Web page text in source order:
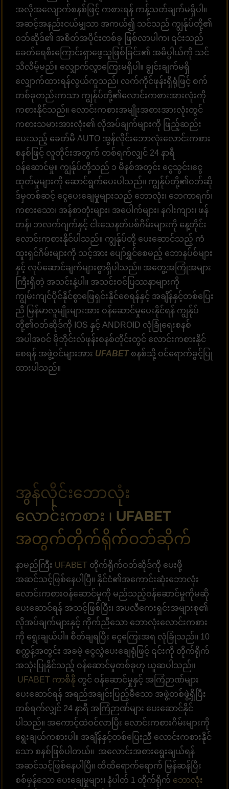
အလိုအလျောက်စနစ်ဖြင့် ကစားရန် ကန့်သတ်ချက်မရှိပါ။
အဆင့်အနည်းငယ်မျှသာ အကယ်၍ သင်သည် ကျွန်ုပ်တို့၏
ဝဘ်ဆိုဒ်၏ အစိတ်အပိုင်းတစ်ခု ဖြစ်လာပါက၊ ၎င်းသည်
ခေတ်ရေစီးကြောင်းရှာဖွေသူဖြစ်ခြင်း၏ အဓိပ္ပါယ်ကို သင်
သိလိမ့်မည်။ လျှောက်လွှာကြေးမရှိပါ။ ချွင်းချက်မရှိ
လျှောက်ထားရန်လွယ်ကူသည်၊ လက်ကိုင်ဖုန်းရှိရုံဖြင့် စက်
တစ်ခုတည်းကသာ ကျွန်ုပ်တို့၏လောင်းကစားအားလုံးကို
ကစားနိုင်သည်။ လောင်းကစားအမျိုးအစားအားလုံးတွင်
ကစားသမားအားလုံး၏ လိုအပ်ချက်များကို ဖြည့်ဆည်း
ပေးသည့် ခေတ်မီ AUTO အွန်လိုင်းဘောလုံးလောင်းကစား
စနစ်ဖြင့် လူတိုင်းအတွက် တစ်ရက်လျှင် 24 နာရီ
ဝန်ဆောင်မှု။ ကျွန်ုပ်တို့သည် ၁ မိနစ်အတွင်း ငွေသွင်း၊ငွေ
ထုတ်မှုများကို ဆောင်ရွက်ပေးပါသည်။ ကျွန်ုပ်တို့၏ဝဘ်ဆို
ဒ်မှတစ်ဆင့် ငွေပေးချေမှုများသည် ဘောလုံး၊ ဘေကာရက်၊
ကစားသော၊ အန်စာတုံးများ၊ အပေါက်များ၊ နဂါးကျား၊ ဖန်
တန်၊ ဘလက်ဂျက်နှင့် ငါးသေနတ်ပစ်ဂိမ်းများကို နေ့တိုင်း
လောင်းကစားနိုင်ပါသည်။ ကျွန်ုပ်တို့ ပေးဆောင်သည့် ကံ
ထူးရှင်ဂိမ်းများကို သင့်အား ပျော်ရွှင်စေမည့် ဘောနပ်စ်များ
နှင့် လုပ်ဆောင်ချက်များစွာရှိပါသည်။ အတွေ့အကြုံအများ
ကြီးရှိတဲ့ အသင်းနဲ့ပါ။ အသင်းဝင်ပြဿနာများကို
ကျွမ်းကျင်ပိုင်နိုင်စွာဖြေရှင်းနိုင်စေရန်နှင့် အချိန်နှင့်တစ်ပြေး
ညီ မြန်မာလူမျိုးများအား ဝန်ဆောင်မှုပေးနိုင်ရန် ကျွန်ုပ်
တို့၏ဝဘ်ဆိုဒ်ကို IOS နှင့် ANDROID လုံခြုံရေးစနစ်
အပါအဝင် မိုဘိုင်းလ်ဖုန်းစနစ်တိုင်းတွင် လောင်းကစားနိုင်
စေရန် အဖွဲ့ဝင်များအား UFABETစနစ်သို့ ဝင်ရောက်ခွင့်ပြု
ထားပါသည်။
အွန်လိုင်းဘောလုံး
လောင်းကစား ၊ UFABET
အတွက်တိုက်ရိုက်ဝဘ်ဆိုက်
နာမည်ကြီး UFABET တိုက်ရိုက်ဝဘ်ဆိုဒ်ကို ပေးဖို့
အဆင်သင့်ဖြစ်နေပါပြီ။ နိုင်ငံ၏အကောင်းဆုံးဘောလုံး
လောင်းကစားဝန်ဆောင်မှုကို မည်သည့်ဝန်ဆောင်မှုကိုမဆို
ပေးဆောင်ရန် အသင့်ဖြစ်ပြီး၊ အပလီကေးရှင်းအများစု၏
လိုအပ်ချက်များနှင့် ကိုက်ညီသော ဘောလုံးလောင်းကစား
ကို ရွေးချယ်ပါ။ စီတ်ချရပြီး ငွေကြေးအရ လုံခြုံသည်။ 10
စက္ကန့်အတွင်း အခမဲ့ ငွေလွှဲပေးချေရုံဖြင့် ၎င်းကို တိုက်ရိုက်
အသုံးပြုနိုင်သည့် ဝန်ဆောင်မှုတစ်ခုဟု ယူဆပါသည်။
UFABET ကာစီနို တွင် ဝန်ဆောင်မှုနှင့် အကြံဉာဏ်များ
ပေးဆောင်ရန် အရည်အချင်းပြည့်မီသော အဖွဲ့တစ်ဖွဲ့ရှိပြီး
တစ်ရက်လျှင် 24 နာရီ အကြံဉာဏ်များ ပေးဆောင်နိုင်
ပါသည်။ အကောင့်ထဲဝင်လာပြီး လောင်းကစားဂိမ်းများကို
ရွေးချယ်ကစားပါ။ အချိန်နှင့်တစ်ပြေးညီ လောင်းကစားနိုင်
သော စနစ်ဖြစ်ပါတယ်။ အလောင်းအစားရွေးချယ်ရန်
အဆင်သင့်ဖြစ်နေပါပြီ။ ထိထိရောက်ရောက် မြန်ဆန်ပြီး
စစ်မှန်သော ပေးချေမှုများ၊ နံပါတ် 1 တိုက်ရိုက် ဘောလုံး